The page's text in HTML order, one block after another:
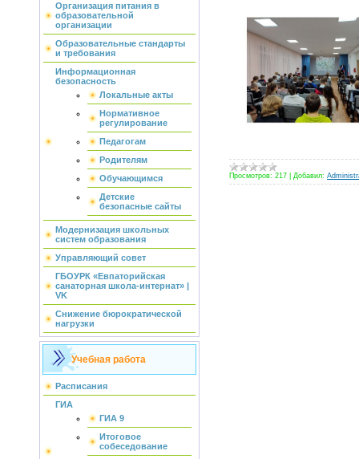
Организация питания в
образовательной
организации
Образовательные стандарты
и требования
Информационная
безопасность
Локальные акты
Нормативное
регулирование
Педагогам
Родителям
Обучающимся
Детские
безопасные сайты
Модернизация школьных
систем образования
Управляющий совет
ГБОУРК «Евпаторийская
санаторная школа-интернат» |
VK
Снижение бюрократической
нагрузки
Учебная работа
Расписания
ГИА
ГИА 9
Итоговое
собеседование
Просмотров: 217 Добавил: